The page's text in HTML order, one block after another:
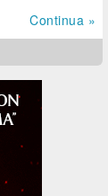
Continua »